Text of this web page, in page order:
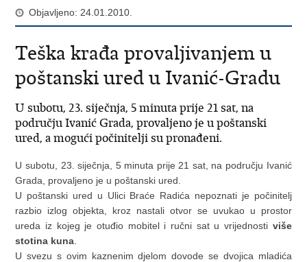
Objavljeno: 24.01.2010.
Teška krađa provaljivanjem u
poštanski ured u Ivanić-Gradu
U subotu, 23. siječnja, 5 minuta prije 21 sat, na
području Ivanić Grada, provaljeno je u poštanski
ured, a mogući počinitelji su pronađeni.
U subotu, 23. siječnja, 5 minuta prije 21 sat, na području Ivanić
Grada, provaljeno je u poštanski ured.
U poštanski ured u Ulici Braće Radića nepoznati je počinitelj
razbio izlog objekta, kroz nastali otvor se uvukao u prostor
ureda iz kojeg je otuđio mobitel i ručni sat u vrijednosti više
stotina kuna
U svezu s ovim kaznenim djelom dovode se dvojica mladića